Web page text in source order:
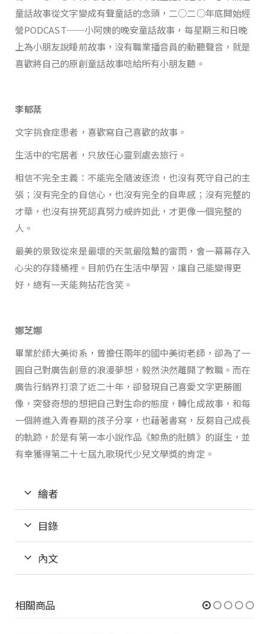
童話故事從文字變成有聲童話的念頭，二○二○年底開始經
營PODCAST──小阿姨的晚安童話故事，每星期三和日晚
上為小朋友說睡前故事，沒有職業播音員的動聽聲音，就是
喜歡將自己的原創童話故事唸給所有小朋友聽。
李郁棻
文字挑食症患者，喜歡寫自己喜歡的故事。
生活中的宅居者，只放任心靈到處去旅行。
相信不完全主義：不能完全隨波逐流，也沒有死守自己的主
張；沒有完全的自信心，也沒有完全的自卑感；沒有完整的
才華，也沒有拚死認真努力――或許如此，才更像一個完整的
人。
最美的景致從來是最壞的天氣最陰鷙的雷雨，會一幕幕存入
心尖的存錢桶裡。目前仍在生活中學習，讓自己能變得更
好，總有一天能夠拈花含笑。
娜芝娜
畢業於師大美術系，曾擔任兩年的國中美術老師，卻為了一
圓自己對廣告創意的浪漫夢想，毅然決然離開了教職。而在
廣告行銷界打滾了近二十年，卻發現自己喜愛文字更勝圖
像，突發奇想的想把自己對生命的態度，轉化成故事，和每
一個將進入青春期的孩子分享，也藉著書寫，反芻自己成長
的軌跡，於是有第一本小說作品《鯨魚的肚臍》的誕生，並
有幸獲得第二十七屆九歌現代少兒文學獎的肯定。
繪者
目錄
內文
相關商品